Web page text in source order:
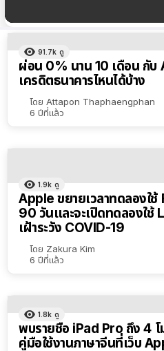
ผลลัพธ์
ทั้งหมด
เรียง
ตาม
91.7k ดู
ผ่อน 0% นาน 10 เดือน กั
เครดิตธนาคารไหนได้บ้าง
โดย Attapon Thaphaengphan
6 ปีที่แล้ว
1.9k ดู
Apple ขยายเวลาทดลองใ
90 วันและจะเปิดทดลองใช้
เฝ้าระวัง COVID-19
โดย Zakura Kim
6 ปีที่แล้ว
1.8k ดู
พบรายชื่อ iPad Pro ถึง 4 โ
คู่มือใช้งานภาษาจีนที่เว็บ